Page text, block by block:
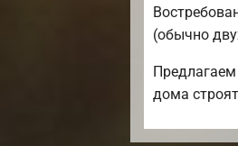
(обычно
дома